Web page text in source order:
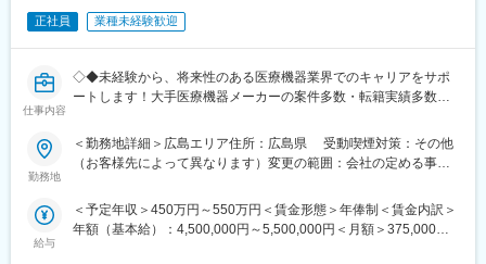
品）をレンタルするアメニティサポートシステムを提供している
会社です。
ご利用者への提供・回収・請求まで全て弊社で受け持っておりま
す。そのため医療・介護施設の業務負担の軽減もでき多くのメリ
変更の範囲：会社の定める業務
正社員 業種未経験歓迎
仕事内容
◇◆未経験から、将来性のある医療機器業界でのキャリアをサポ
ートします！大手医療機器メーカーの案件多数・転籍実績多数
【はじめに／CSOとは】
業とは、クライアントである国内の医療機器メーカーの営業機能
を一部EPファーマラインにて代行するサービスのことで、今回の
勤務地
＜勤務地詳細＞広島エリア住所：広島県 受動喫煙対策：その他
（お客様先によって異なります）変更の範囲：会社の定める事業
給与
＜予定年収＞450万円～550万円＜賃金形態＞年俸制＜賃金内訳＞
年額（基本給）：4,500,000円～5,500,000円＜月額＞375,000円